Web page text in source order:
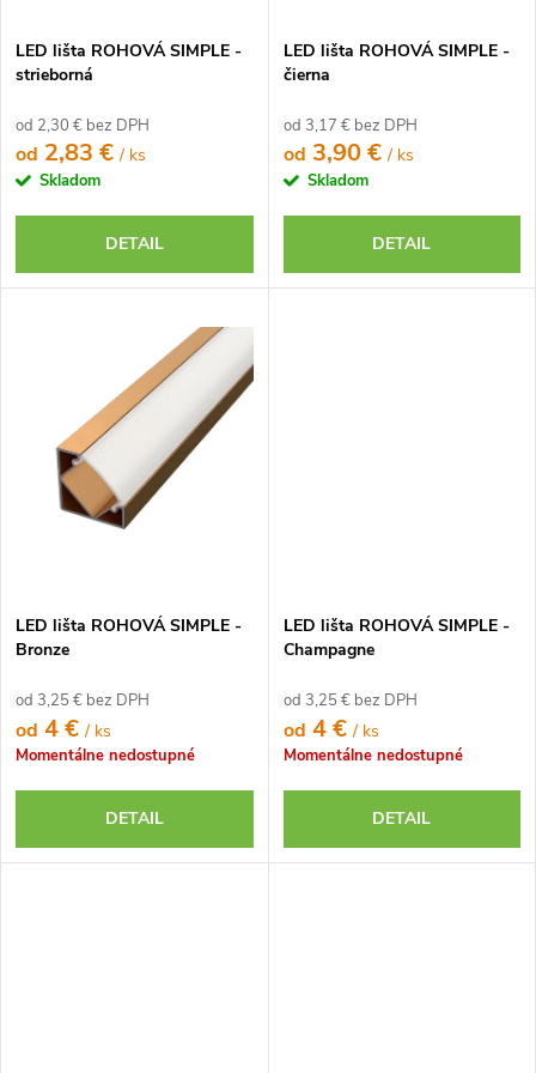
k
t
v
k
o
v
LED lišta ROHOVÁ SIMPLE -
strieborná
od 2,30 € bez DPH
od 2,83 €/ ks
Skladom
DETAIL
LED lišta ROHOVÁ SIMPLE -
čierna
od 3,17 € bez DPH
od 3,90 €/ ks
Skladom
DETAIL
LED lišta ROHOVÁ SIMPLE -
Bronze
od 3,25 € bez DPH
od 4 €/ ks
Momentálne nedostupné
DETAIL
LED lišta ROHOVÁ SIMPLE -
Champagne
od 3,25 € bez DPH
od 4 €/ ks
Momentálne nedostupné
DETAIL